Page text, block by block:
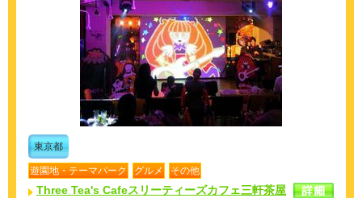
東京都
遊園地・テーマパーク グルメ その他
Three Tea's Cafeスリーティーズカフェ三軒茶屋